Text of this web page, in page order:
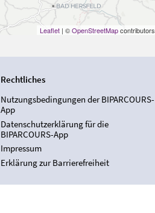
Leaflet| ©OpenStreetMapcontributors
Rechtliches
Nutzungsbedingungen der BIPARCOURS-
App
Datenschutzerklärung für die
BIPARCOURS-App
Impressum
Erklärung zur Barrierefreiheit